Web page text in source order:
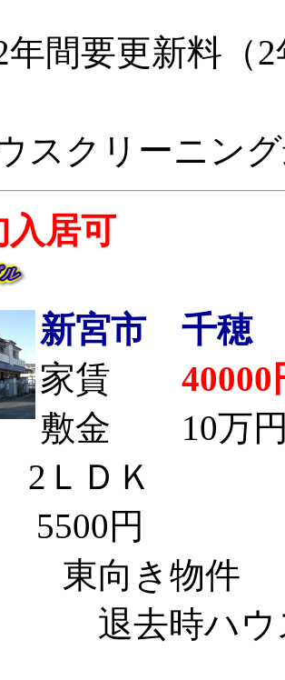
年間要更新料（
スクリーニン
入居可
新宮市 千穂
家賃 40000
敷金 10万円
2ＬＤＫ
5500円
向き物件
ハウスク